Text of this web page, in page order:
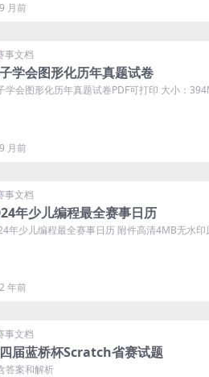
9 月前
事文档
学会图形化历年真题试卷
学会图形化历年真题试卷PDF可打印 大小：
9 月前
事文档
年少儿编程最全赛事日历
年少儿编程最全赛事日历 附件高清4MB无水印
2 年前
事文档
届蓝桥杯Scratch省赛试题
答案和解析